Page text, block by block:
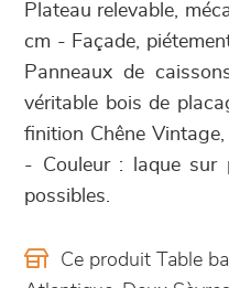
Plateau relevable,
cm - Façade,
Panneaux de
véritable bois de
finition Chêne
- Couleur : laque sur
possibles.
Ce produit Table